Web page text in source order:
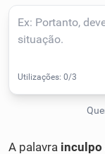
Corrigir Texto
Detector de IA
A palavra inculpo